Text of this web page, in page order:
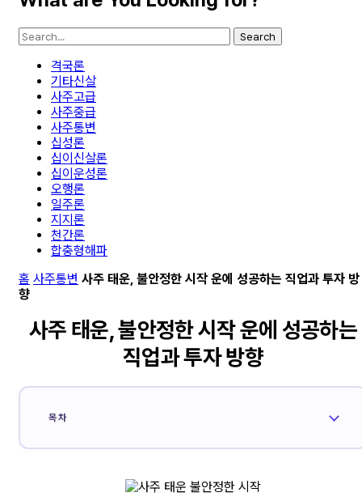
Search
격국론
기타신살
사주고급
사주중급
사주통변
십성론
십이신살론
십이운성론
오행론
일주론
지지론
천간론
합충형해파
홈 사주통변 사주 태운, 불안정한 시작 운에 성공하는 직업과 투자 방
향
사주 태운, 불안정한 시작 운에 성공하는
직업과 투자 방향
목차